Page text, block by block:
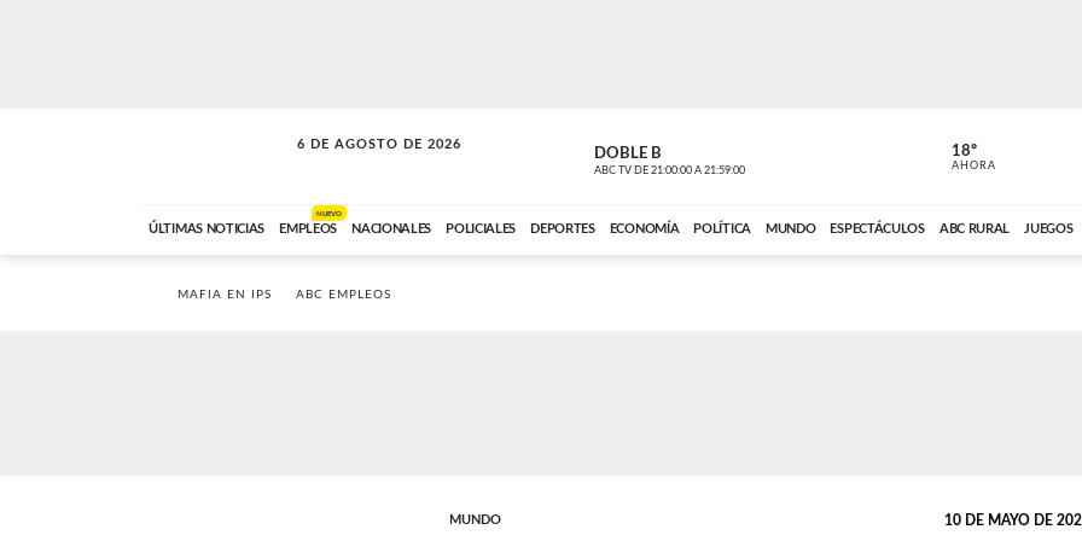
6 DE AGOSTO DE 2026
SOLO MÚSICA DOBLE B
ABC TV DE 21:00:00 A 21:59:00 ABC CARDINAL
18º
AHORA
ÚLTIMAS NOTICIAS EMPLEOS
NUEVO
NACIONALES POLICIALES DEPORTES ECONOMÍA POLÍTICA MUNDO ESPECTÁCULOS ABC RURAL JUEGOS
MAFIA EN IPS ABC EMPLEOS
MUNDO 10 DE MAYO DE